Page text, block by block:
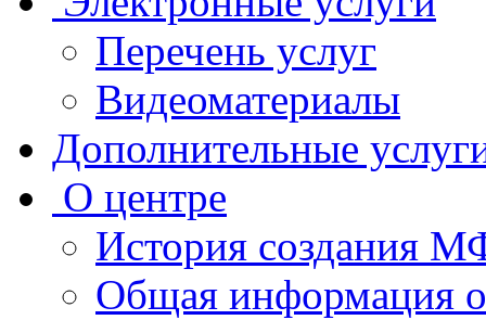
Перечень услуг
Видеоматериалы
Дополнительные
О центре
История создания
Общая